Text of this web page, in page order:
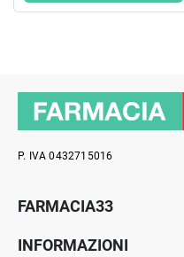
P. IVA 0432715016
FARMACIA33
INFORMAZIONI